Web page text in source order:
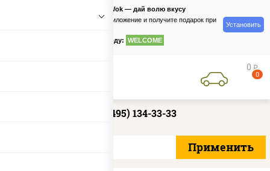
PizzaSushiWok — дай волю вкусу
Скачайте приложение и получите подарок при
по промокоду: WELCOME
Установить
0 руб
0
+7 (495) 134-33-33